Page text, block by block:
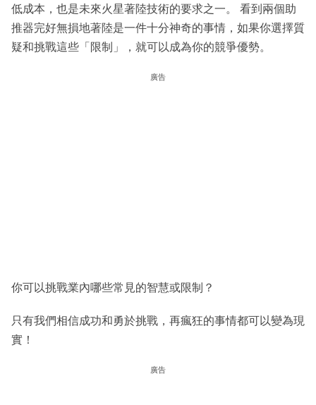
低成本，也是未來火星著陸技術的要求之一。 看到兩個助
推器完好無損地著陸是一件十分神奇的事情，如果你選擇質
疑和挑戰這些「限制」，就可以成為你的競爭優勢。
廣告
你可以挑戰業內哪些常見的智慧或限制？
只有我們相信成功和勇於挑戰，再瘋狂的事情都可以變為現
實！
廣告